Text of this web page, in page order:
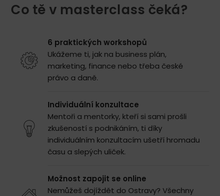
Co tě v masterclass čeká?
6 praktických workshopů
Ukážeme ti, jak na business plán,
marketing, finance nebo třeba české
právo a daně.
Individuální konzultace
Mentoři a mentorky, kteří si sami prošli
zkušeností s podnikáním, ti díky
individuálním konzultacím ušetří hromadu
času a slepých uliček.
Možnost zapojit se online
Nemůžeš dojíždět do Ostravy? Všechny